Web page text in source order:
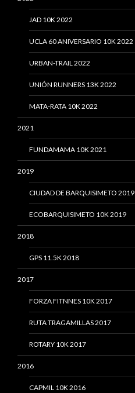
JAD 10K 2022
UCLA 60 ANIVERSARIO 10K 2022
URBAN-TRAIL 2022
UNIÓN RUNNERS 13K 2022
MATA-RATA 10K 2022
2021
FUNDAMAMA 10K 2021
2019
CIUDAD DE BARQUISIMETO 2019
ECOBARQUISIMETO 10K 2019
2018
GPS 11.5K 2018
2017
FORZA FITNNES 10K 2017
RUTA TRAGAMILLAS 2017
ROTARY 10K 2017
2016
CAPMIL 10K 2016